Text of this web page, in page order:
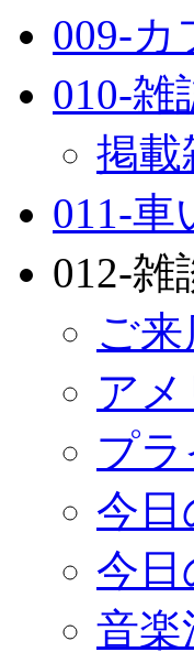
009-
010-雑
掲載
011-車
012-雑
ご
アメ
プ
今日
今
音楽